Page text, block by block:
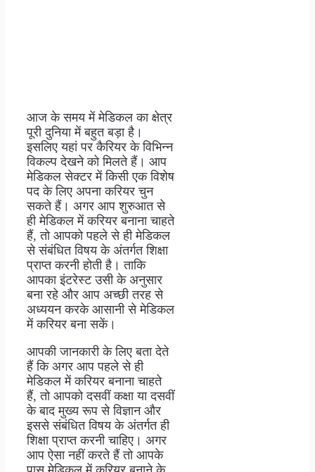
आज के समय में मेडिकल का क्षेत्र
पूरी दुनिया में बहुत बड़ा है।
इसलिए यहां पर कैरियर के विभिन्न
विकल्प देखने को मिलते हैं। आप
मेडिकल सेक्टर में किसी एक विशेष
पद के लिए अपना करियर चुन
सकते हैं। अगर आप शुरुआत से
ही मेडिकल में करियर बनाना चाहते
हैं, तो आपको पहले से ही मेडिकल
से संबंधित विषय के अंतर्गत शिक्षा
प्राप्त करनी होती है। ताकि
आपका इंटरेस्ट उसी के अनुसार
बना रहे और आप अच्छी तरह से
अध्ययन करके आसानी से मेडिकल
में करियर बना सकें।
आपकी जानकारी के लिए बता देते
हैं कि अगर आप पहले से ही
मेडिकल में करियर बनाना चाहते
हैं, तो आपको दसवीं कक्षा या दसवीं
के बाद मुख्य रूप से विज्ञान और
इससे संबंधित विषय के अंतर्गत ही
शिक्षा प्राप्त करनी चाहिए। अगर
आप ऐसा नहीं करते हैं तो आपके